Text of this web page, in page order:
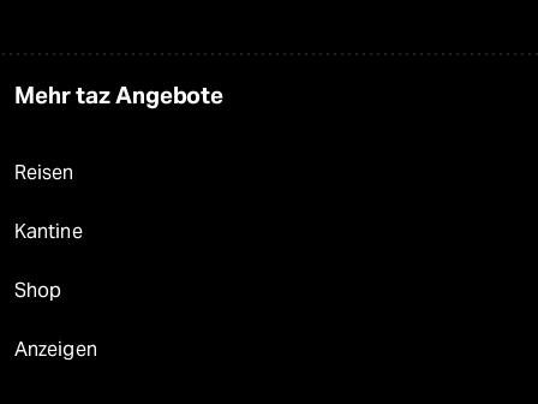
Mehr taz Angebote
Reisen
Kantine
Shop
Anzeigen